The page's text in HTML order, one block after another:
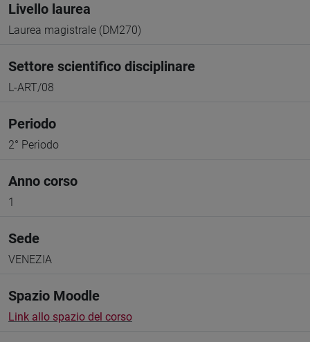
Livello laurea
Laurea magistrale (DM270)
Settore scientifico disciplinare
L-ART/08
Periodo
2° Periodo
Anno corso
1
Sede
VENEZIA
Spazio Moodle
Link allo spazio del corso